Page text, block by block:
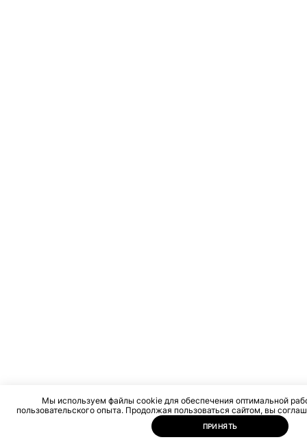
Мы используем файлы cookie для обеспечения оптимальной
пользовательского опыта. Продолжая пользоваться сайтом, вы
ПРИНЯТЬ